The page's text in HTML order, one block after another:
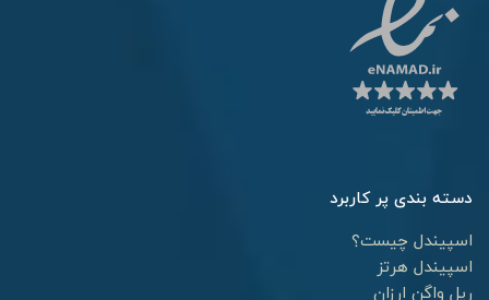
دسته بندی پر کاربرد
اسپیندل چیست؟
اسپیندل هرتز
ریل واگن ارزان